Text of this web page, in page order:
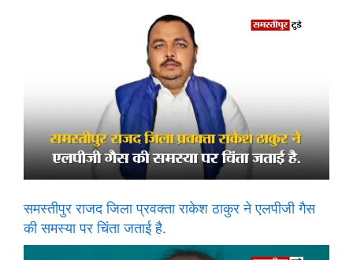
समस्तीपुर राजद जिला प्रवक्ता राकेश ठाकुर ने एलपीजी गैस
की समस्या पर चिंता जताई है.